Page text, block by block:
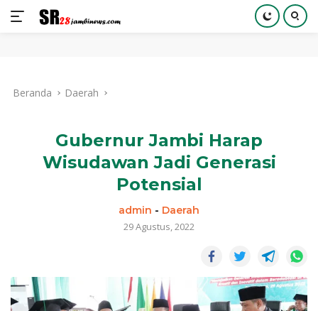
kontenBeranda Daerah
Gubernur Jambi Harap
Wisudawan Jadi Generasi
Potensial
admin - Daerah
29 Agustus, 2022